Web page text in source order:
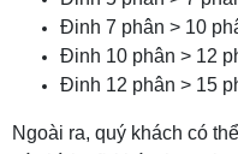
Đinh 7 phân > 10
Đinh 10 phân > 12
Đinh 12 phân > 15
Ngoài ra, quý khách có